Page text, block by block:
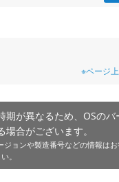
※ページ
期が異なるため、OSの
場合がございます。
ジョンや製造番号などの情報は
。